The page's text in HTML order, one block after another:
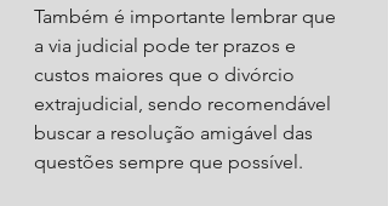
Também é importante lembrar que
a via judicial pode ter prazos e
custos maiores que o divórcio
extrajudicial, sendo recomendável
buscar a resolução amigável das
questões sempre que possível.